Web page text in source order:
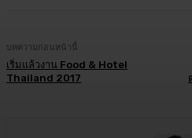
บทความก่อนหน้านี้
เริ่มแล้วงาน Food & Hotel
Thailand 2017